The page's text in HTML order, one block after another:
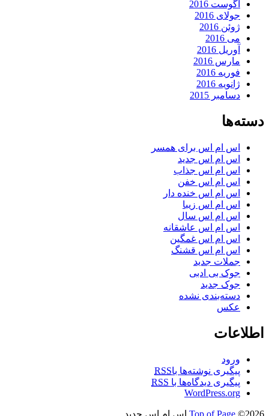
آگوست 2016
جولای 2016
ژوئن 2016
می 2016
آوریل 2016
مارس 2016
فوریه 2016
ژانویه 2016
دسامبر 2015
دسته‌ها
اس ام اس برای همسر
اس ام اس جدید
اس ام اس جذاب
اس ام اس خفن
اس ام اس خنده دار
اس ام اس زیبا
اس ام اس سال
اس ام اس عاشقانه
اس ام اس غمگین
اس ام اس قشنگ
جملات جدید
جوک بی ادبی
جوک جدید
دسته‌بندی نشده
عکس
اطلاعات
ورود
پیگیری نوشته‌ها باRSS
پیگیری دیدگاه‌ها با RSS
WordPress.org
Top of Page ©2026 اس ام اس جدید